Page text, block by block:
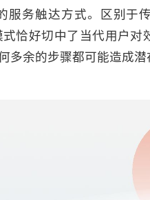
服务触达方式。区别于
恰好切中了当代用户
余的步骤都可能造成潜